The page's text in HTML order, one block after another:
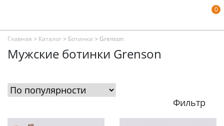
0
Главная > Каталог> Ботинки > Grenson
Мужские ботинки Grenson
Фильтр